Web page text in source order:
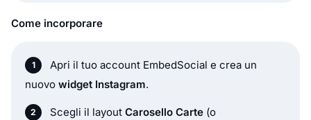
Come incorporare
Apri il tuo account EmbedSocial e crea un
nuovo widget Instagram.
Scegli il layout Carosello Carte (o